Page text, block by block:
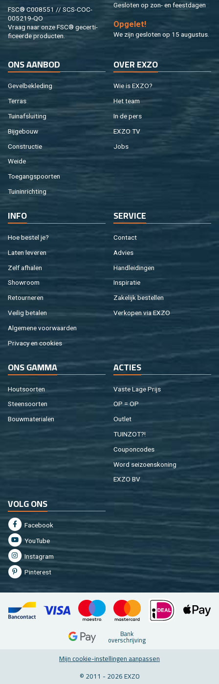
FSC® C008551 // SCS-COC-
005219-QO
Vraag naar onze FSC® ge­cer­ti­
fi­ceer­de pro­duc­ten.
Ge­slo­ten op zon- en feest­da­gen
Op­ge­let!
We zijn ge­slo­ten op 15 au­gus­tus.
ONS AAN­BOD
Ge­vel­be­kle­ding
Ter­ras
Tuin­af­slui­ting
Bij­ge­bouw
Con­struc­tie
Weide
Toe­gangs­poor­ten
Tuin­in­rich­ting
OVER EXZO
Wie is EXZO?
Het team
In de pers
EXZO TV
Jobs
INFO
Hoe be­stel je?
Laten le­ve­ren
Zelf af­ha­len
Show­room
Re­tour­ne­ren
Vei­lig be­ta­len
Al­ge­me­ne voor­waar­den
Pri­va­cy en coo­kies
SER­VI­CE
Con­tact
Ad­vies
Hand­lei­din­gen
In­spi­ra­tie
Za­ke­lijk be­stel­len
Ver­ko­pen via EXZO
ONS GAMMA
Hout­soor­ten
Steen­soor­ten
Bouw­ma­te­ri­a­len
AC­TIES
Vaste Lage Prijs
OP = OP
Out­let
TUIN­ZOT?!
Cou­pon­co­des
Word sei­zoens­ko­ning
EXZO BV
VOLG ONS
Fa­cebook
You­Tu­be
In­st­agram
Pin­te­rest
Bank
over­schrij­ving
Mijn coo­kie-in­stel­lin­gen aan­pas­sen
© 2011 - 2026 EXZO